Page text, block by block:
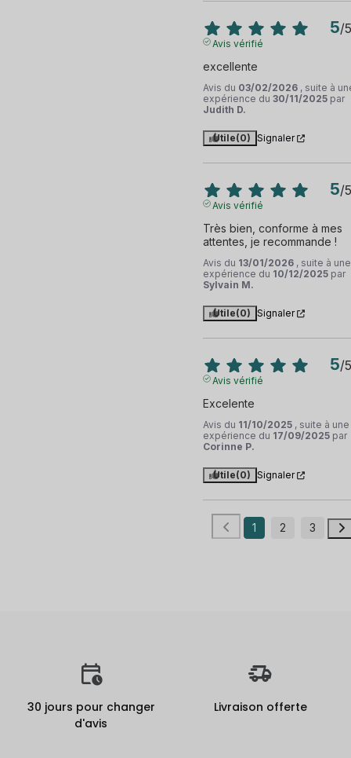
5/5
Avis vérifié
excellente
Avis du 03/02/2026 , suite à
expérience du 30/11/2025 par
Judith D.
Utile(0) Signaler
5/5
Avis vérifié
Très bien, conforme à mes
attentes, je recommande !
Avis du 13/01/2026 , suite à une
expérience du 10/12/2025 par
Sylvain M.
Utile(0) Signaler
5/5
Avis vérifié
Excelente
Avis du 11/10/2025 , suite à une
expérience du 17/09/2025 par
Corinne P.
Utile(0) Signaler
1 2 3
30 jours pour changer
d'avis
Livraison offerte